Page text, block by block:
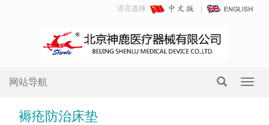
语言选择:
网站导航
褥疮防治床垫